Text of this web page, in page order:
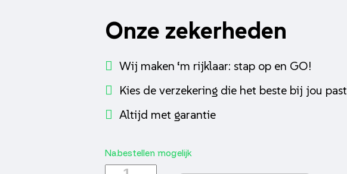
Onze zekerheden
Wij maken ‘m rijklaar: stap op en GO!
Kies de verzekering die het beste bij jou past
Altijd met garantie
Nabestellen mogelijk